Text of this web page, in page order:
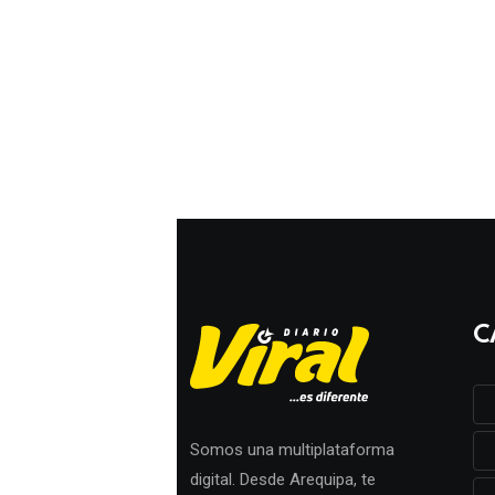
Somos una multiplataforma
digital. Desde Arequipa, te